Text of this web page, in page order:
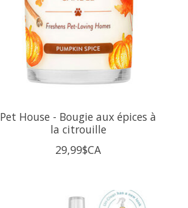
Pet House - Bougie aux épices à
la citrouille
29,99$CA